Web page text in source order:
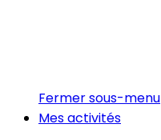
Fermer sous-menu
Mes activités